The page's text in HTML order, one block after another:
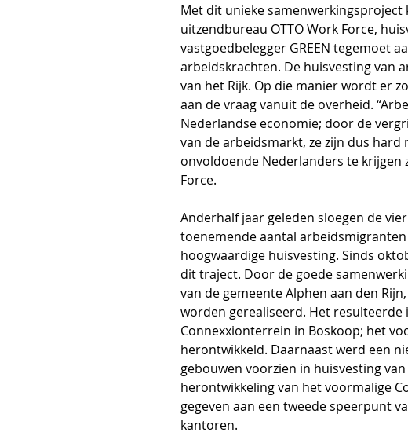
Met dit unieke samenwerkingsproject
uitzendbureau OTTO Work Force,
vastgoedbelegger GREEN tegemoet
arbeidskrachten. De huisvesting van
van het Rijk. Op die manier wordt er
aan de vraag vanuit de overheid.
Nederlandse economie; door de
van de arbeidsmarkt, ze zijn dus
onvoldoende Nederlanders te krijgen
Force.
Anderhalf jaar geleden sloegen de
toenemende aantal
hoogwaardige huisvesting. Sinds
dit traject. Door de goede
van de gemeente Alphen aan den
worden gerealiseerd. Het
Connexxionterrein in Boskoop; het
herontwikkeld. Daarnaast werd een
gebouwen voorzien in huisvesting
herontwikkeling van het voormalige
gegeven aan een tweede speerpunt
kantoren.